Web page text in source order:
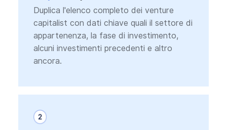
Duplica l'elenco completo dei venture
capitalist con dati chiave quali il settore di
appartenenza, la fase di investimento,
alcuni investimenti precedenti e altro
ancora.